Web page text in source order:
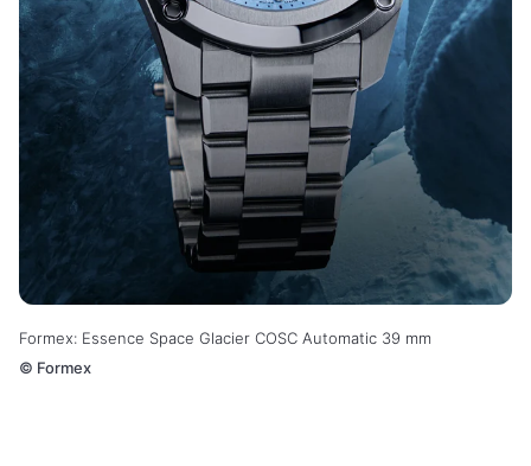
Formex: Essence Space Glacier COSC Automatic 39 mm
© Formex